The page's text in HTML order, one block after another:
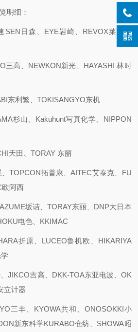
明细：
SEN日森、EYE岩崎、REVOX莱宝克
三高、NEWKON新光、HAYASHI 林时
东利繁、TOKISANGYO东机
杉山、Kakuhunt写真化学、NIPPON
天田、TORAY 东丽
TOPCON拓普康、AITEC艾泰克、FU
欧阿西
坂诘、TORAY东丽、DNP大日本
电色、KKIMAC
折原、LUCEO鲁机欧、HIKARIYA
JIKCO吉高、DKK-TOA东亚电波、OK
立计器
三丰、KYOWA共和、ONOSOKKI小
新东科学KURABO仓纺、SHOWA昭